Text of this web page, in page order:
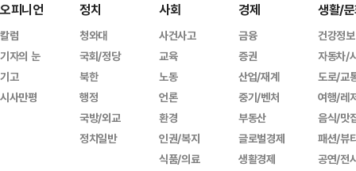
오피니언
칼럼
기자의 눈
기고
시사만평
정치
청와대
국회/정당
북한
행정
국방/외교
정치일반
사회
사건사고
교육
노동
언론
환경
인권/복지
식품/의료
경제
금융
증권
산업/재계
중기/벤처
부동산
글로벌경제
생활경제
생활/
건강정보
자동차/
도로/교
여행/레
음식/맛
패션/뷰
공연/전